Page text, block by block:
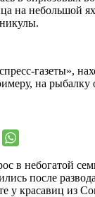
на небольшой
газеты»,
на